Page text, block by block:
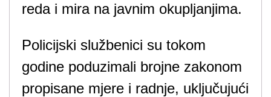
reda i mira na javnim okupljanjima.
Policijski službenici su tokom
godine poduzimali brojne zakonom
propisane mjere i radnje, uključujući